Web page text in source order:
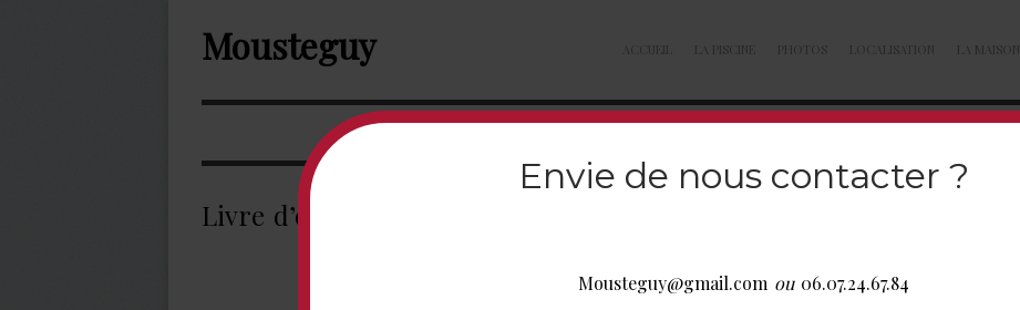
Mousteguy ACCUEIL LA PISCINE PHOTOS LOCALISATION LA MAISON
Livre d’or
Envie de nous contacter ?
Mousteguy@gmail.com ou06.07.24.67.84